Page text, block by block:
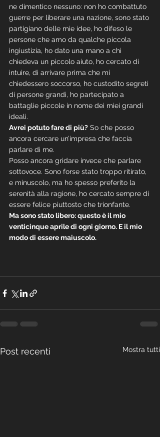
ne dimentico nessuno: non ho combattuto
guerre per liberare una nazione, sono stato
partigiano delle mie idee, ho difeso le
persone che amo da qualche piccola
ingiustizia, ho dato una mano a chi
chiedeva un piccolo aiuto, ho cercato di
intuire, di arrivare prima che mi
chiedessero soccorso, ho custodito segreti
di persone grandi, ho partecipato a
battaglie piccole in nome dei miei grandi
ideali.
Avrei potuto fare di più? So che posso
ancora cercare un’impresa che faccia
parlare di me.
Posso ancora gridare invece che parlare
sottovoce. Sono forse stato troppo ritirato,
e minuscolo, ma ho spesso preferito la
serenità alla ragione, ho cercato sempre di
essere felice piuttosto che trionfante.
Ma sono stato libero: questo è il mio
venticinque aprile di ogni giorno. E il mio
modo di essere maiuscolo.
Post recenti Mostra tutti